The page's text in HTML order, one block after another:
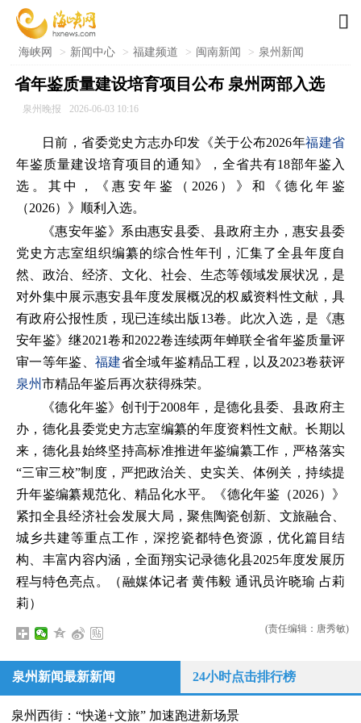

海峡网 > 新闻中心 > 福建频道 > 闽南新闻 > 泉州新闻
省年鉴质量建设培育项目公布 泉州两部入选
泉州晚报 2026-06-03 10:16
日前，省委党史方志办印发《关于公布2026年福建省
年鉴质量建设培育项目的通知》，全省共有18部年鉴入
选。其中，《惠安年鉴（2026）》和《德化年鉴
（2026）》顺利入选。
《惠安年鉴》系由惠安县委、县政府主办，惠安县委
党史方志室组织编纂的综合性年刊，汇集了全县年度自
然、政治、经济、文化、社会、生态等领域发展状况，是
对外集中展示惠安县年度发展概况的权威资料性文献，具
有政府公报性质，现已连续出版13卷。此次入选，是《惠
安年鉴》继2021卷和2022卷连续两年蝉联全省年鉴质量评
审一等年鉴、福建省全域年鉴精品工程，以及2023卷获评
泉州市精品年鉴后再次获得殊荣。
《德化年鉴》创刊于2008年，是德化县委、县政府主
办，德化县委党史方志室编纂的年度资料性文献。长期以
来，德化县始终坚持高标准推进年鉴编纂工作，严格落实
“三审三校”制度，严把政治关、史实关、体例关，持续提
升年鉴编纂规范化、精品化水平。《德化年鉴（2026）》
紧扣全县经济社会发展大局，聚焦陶瓷创新、文旅融合、
城乡共建等重点工作，深挖瓷都特色资源，优化篇目结
构、丰富内容内涵，全面翔实记录德化县2025年度发展历
程与特色亮点。（融媒体记者 黄伟毅 通讯员许晓瑜 占莉
莉）
(责任编辑：唐秀敏)
泉州新闻最新新闻 24小时点击排行榜
泉州西街：“快递+文旅” 加速跑进新场景